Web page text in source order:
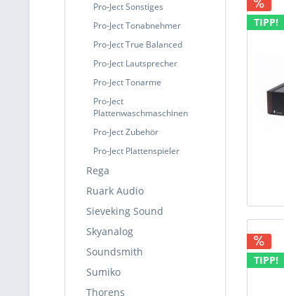
Pro-Ject Sonstiges
Pro-Ject Tonabnehmer
Pro-Ject True Balanced
Pro-Ject Lautsprecher
Pro-Ject Tonarme
Pro-Ject
Plattenwaschmaschinen
Pro-Ject Zubehör
Pro-Ject Plattenspieler
Rega
Ruark Audio
Sieveking Sound
Skyanalog
Soundsmith
Sumiko
Thorens
TIPP!
TIPP!